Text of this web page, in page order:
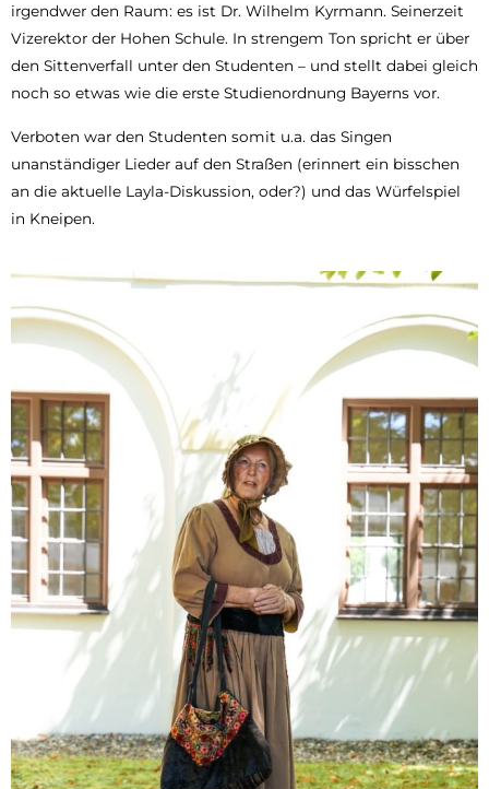
irgendwer den Raum: es ist Dr. Wilhelm Kyrmann. Seinerzeit
Vizerektor der Hohen Schule. In strengem Ton spricht er über
den Sittenverfall unter den Studenten – und stellt dabei gleich
noch so etwas wie die erste Studienordnung Bayerns vor.
Verboten war den Studenten somit u.a. das Singen
unanständiger Lieder auf den Straßen (erinnert ein bisschen
an die aktuelle Layla-Diskussion, oder?) und das Würfelspiel
in Kneipen.